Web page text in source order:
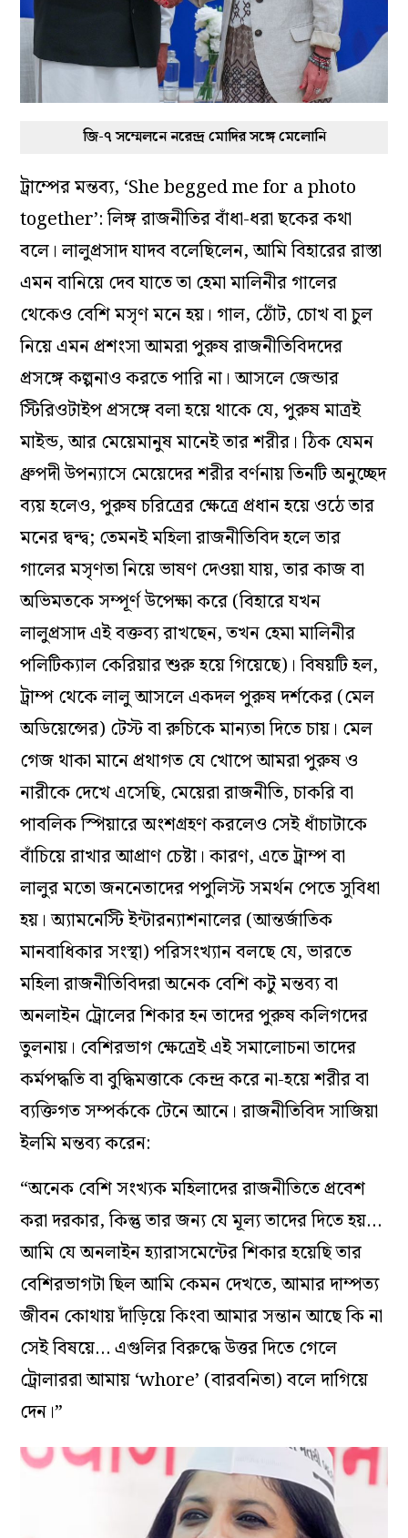
জি-৭ সম্মেলনে নরেন্দ্র মোদির সঙ্গে মেলোনি
ট্রাম্পের মন্তব্য, ‘She begged me for a photo
together’: লিঙ্গ রাজনীতির বাঁধা-ধরা ছকের কথা
বলে। লালুপ্রসাদ যাদব বলেছিলেন, আমি বিহারের রাস্তা
এমন বানিয়ে দেব যাতে তা হেমা মালিনীর গালের
থেকেও বেশি মসৃণ মনে হয়। গাল, ঠোঁট, চোখ বা চুল
নিয়ে এমন প্রশংসা আমরা পুরুষ রাজনীতিবিদদের
প্রসঙ্গে কল্পনাও করতে পারি না। আসলে জেন্ডার
স্টিরিওটাইপ প্রসঙ্গে বলা হয়ে থাকে যে, পুরুষ মাত্রই
মাইন্ড, আর মেয়েমানুষ মানেই তার শরীর। ঠিক যেমন
ধ্রুপদী উপন্যাসে মেয়েদের শরীর বর্ণনায় তিনটি অনুচ্ছেদ
ব্যয় হলেও, পুরুষ চরিত্রের ক্ষেত্রে প্রধান হয়ে ওঠে তার
মনের দ্বন্দ্ব; তেমনই মহিলা রাজনীতিবিদ হলে তার
গালের মসৃণতা নিয়ে ভাষণ দেওয়া যায়, তার কাজ বা
অভিমতকে সম্পূর্ণ উপেক্ষা করে (বিহারে যখন
লালুপ্রসাদ এই বক্তব্য রাখছেন, তখন হেমা মালিনীর
পলিটিক্যাল কেরিয়ার শুরু হয়ে গিয়েছে)। বিষয়টি হল,
ট্রাম্প থেকে লালু আসলে একদল পুরুষ দর্শকের (মেল
অডিয়েন্সের) টেস্ট বা রুচিকে মান্যতা দিতে চায়। মেল
গেজ থাকা মানে প্রথাগত যে খোপে আমরা পুরুষ ও
নারীকে দেখে এসেছি, মেয়েরা রাজনীতি, চাকরি বা
পাবলিক স্পিয়ারে অংশগ্রহণ করলেও সেই ধাঁচাটাকে
বাঁচিয়ে রাখার আপ্রাণ চেষ্টা। কারণ, এতে ট্রাম্প বা
লালুর মতো জননেতাদের পপুলিস্ট সমর্থন পেতে সুবিধা
হয়। অ্যামনেস্টি ইন্টারন্যাশনালের (আন্তর্জাতিক
মানবাধিকার সংস্থা) পরিসংখ্যান বলছে যে, ভারতে
মহিলা রাজনীতিবিদরা অনেক বেশি কটু মন্তব্য বা
অনলাইন ট্রোলের শিকার হন তাদের পুরুষ কলিগদের
তুলনায়। বেশিরভাগ ক্ষেত্রেই এই সমালোচনা তাদের
কর্মপদ্ধতি বা বুদ্ধিমত্তাকে কেন্দ্র করে না-হয়ে শরীর বা
ব্যক্তিগত সম্পর্ককে টেনে আনে। রাজনীতিবিদ সাজিয়া
ইলমি মন্তব্য করেন:
“অনেক বেশি সংখ্যক মহিলাদের রাজনীতিতে প্রবেশ
করা দরকার, কিন্তু তার জন্য যে মূল্য তাদের দিতে হয়…
আমি যে অনলাইন হ্যারাসমেন্টের শিকার হয়েছি তার
বেশিরভাগটা ছিল আমি কেমন দেখতে, আমার দাম্পত্য
জীবন কোথায় দাঁড়িয়ে কিংবা আমার সন্তান আছে কি না
সেই বিষয়ে… এগুলির বিরুদ্ধে উত্তর দিতে গেলে
ট্রোলাররা আমায় ‘whore’ (বারবনিতা) বলে দাগিয়ে
দেন।”